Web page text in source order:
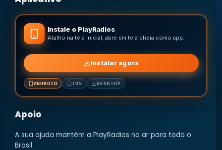
Instale o PlayRadios
Atalho na tela inicial, abre em tela cheia como app.
Instalar agora
ANDROID IOS DESKTOP
Apoio
A sua ajuda mantém a PlayRadios no ar para todo o
Brasil.